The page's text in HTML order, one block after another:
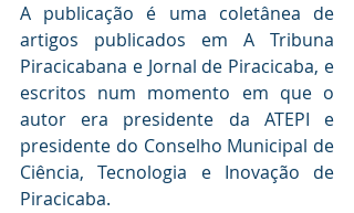
A publicação é uma coletânea de
artigos publicados em A Tribuna
Piracicabana e Jornal de Piracicaba, e
escritos num momento em que o
autor era presidente da ATEPI e
presidente do Conselho Municipal de
Ciência, Tecnologia e Inovação de
Piracicaba.